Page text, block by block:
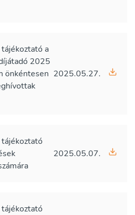
a
2025
önkéntesen 2025.05.27.
2025.05.07.